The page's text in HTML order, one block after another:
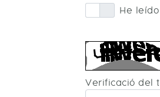
He
Obligatori
Verificació del